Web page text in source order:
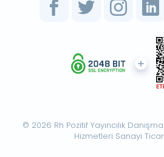
© 2026 Rh Pozitif Yayıncılık
Hizmetleri Sanayi